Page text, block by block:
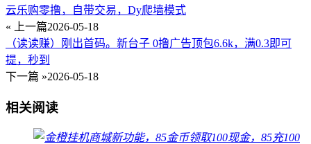
云乐购零撸，自带交易，Dy爬墙模式
« 上一篇2026-05-18
（读读赚）刚出首码。新台子 0撸广告顶包6.6k，满0.3即可
提，秒到
下一篇 »2026-05-18
相关阅读